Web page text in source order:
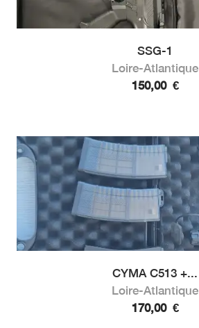
SSG-1
Loire-Atlantique
150,00 €
CYMA C513 +...
Loire-Atlantique
170,00 €